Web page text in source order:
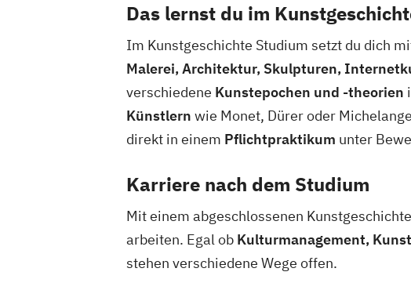
Das lernst du im
Im Kunstgeschichte Studium setzt du dich
Malerei, Architektur, Skulpturen,
verschiedene Kunstepochen und -theorien
Künstlern wie Monet, Dürer oder
direkt in einem Pflichtpraktikum unter
Karriere nach dem Studium
Mit einem abgeschlossenen
arbeiten. Egal ob Kulturmanagement,
stehen verschiedene Wege offen.